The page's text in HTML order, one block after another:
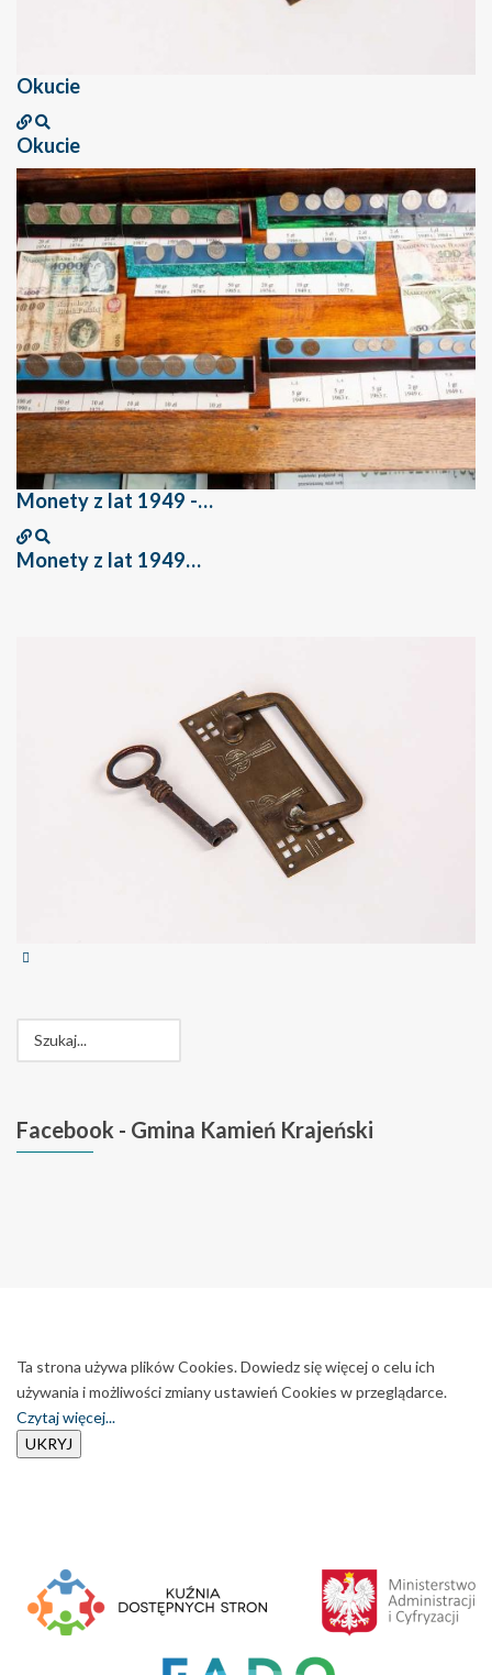
Okucie
Okucie
Monety z lat 1949 -…
Monety z lat 1949…
Facebook - Gmina Kamień Krajeński
Ta strona używa plików Cookies. Dowiedz się więcej o celu ich
używania i możliwości zmiany ustawień Cookies w przeglądarce.
Czytaj więcej...